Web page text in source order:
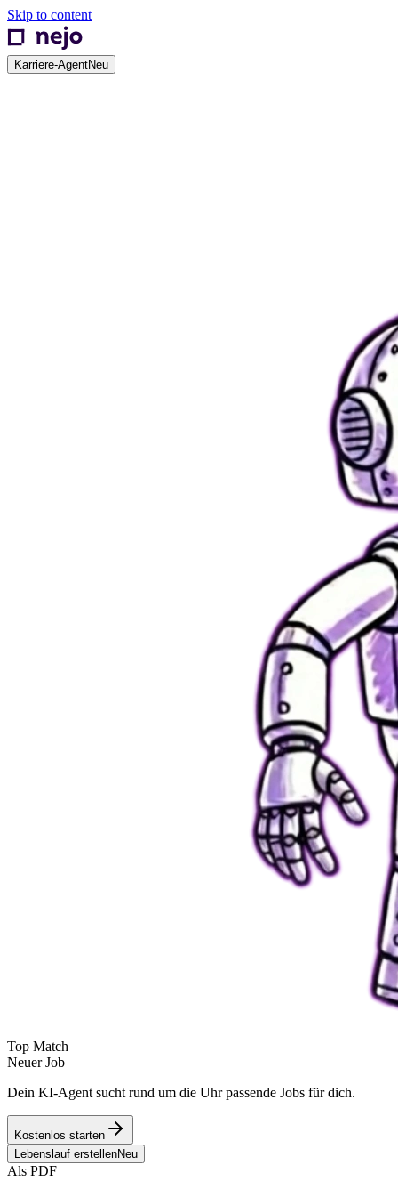
Skip to content
Karriere-AgentNeu
Top Match
Neuer Job
Dein KI-Agent sucht rund um die Uhr passende Jobs für dich.
Kostenlos starten
Lebenslauf erstellenNeu
Als PDF